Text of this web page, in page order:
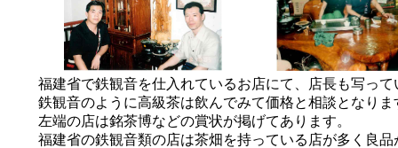
福建省で鉄観音を仕入れているお店にて、店長も写っ
鉄観音のように高級茶は飲んでみて価格と相談となり
左端の店は銘茶博などの賞状が掲げてあります。
福建省の鉄観音類の店は茶畑を持っている店が多く良